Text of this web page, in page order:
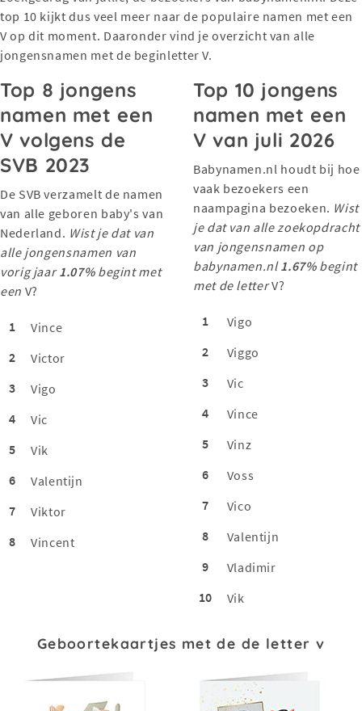
top 10 kijkt dus veel meer naar de populaire namen met een
V op dit moment. Daaronder vind je overzicht van alle
jongensnamen met de beginletter V.
Top 8 jongens
namen met een
V volgens de
SVB 2023
De SVB verzamelt de namen
van alle geboren baby's van
Nederland. Wist je dat van
alle jongensnamen van
vorig jaar1.07%begint met
een V?
1
Vince
2
Victor
3
Vigo
4
Vic
5
Vik
6
Valentijn
7
Viktor
8
Vincent
Top 10 jongens
namen met een
V van juli 2026
Babynamen.nl houdt bij hoe
vaak bezoekers een
naampagina bezoeken. Wist
je dat van alle zoekopdracht
van jongensnamen op
babynamen.nl1.67%begint
met de letterV?
1
Vigo
2
Viggo
3
Vic
4
Vince
5
Vinz
6
Voss
7
Vico
8
Valentijn
9
Vladimir
10
Vik
Geboortekaartjes met de de letter v